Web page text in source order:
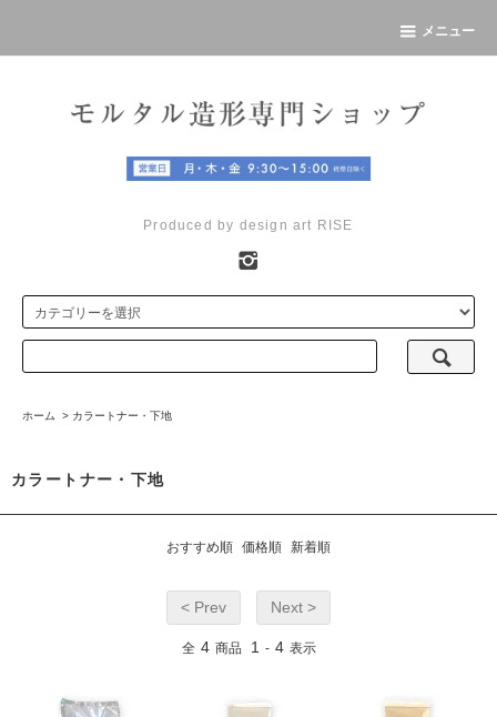
メニュー
Produced by design art RISE
ホーム > カラートナー・下地
カラートナー・下地
おすすめ順 価格順 新着順
< Prev Next >
全 4 商品 1 - 4 表示